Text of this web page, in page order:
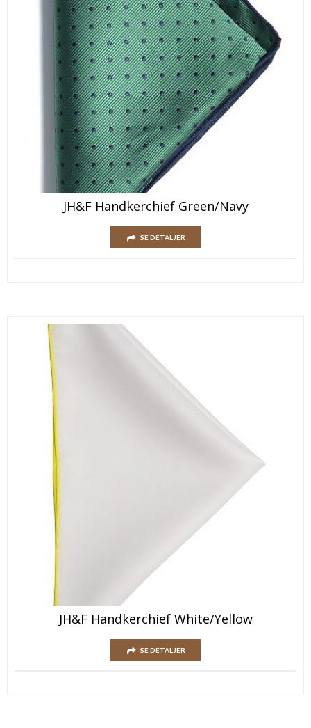
JH&F Handkerchief Green/Navy
SE DETALJER
JH&F Handkerchief White/Yellow
SE DETALJER